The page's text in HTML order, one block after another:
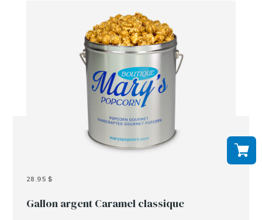
28.95 $
Gallon argent Caramel classique